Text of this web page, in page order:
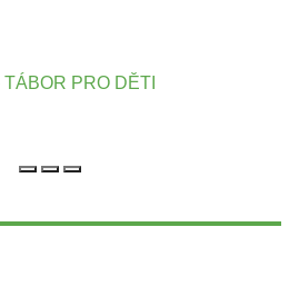
PRO DĚTI